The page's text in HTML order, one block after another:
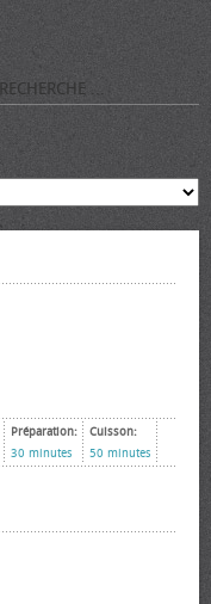
Préparation:
30 minutes
Cuisson:
50 minutes